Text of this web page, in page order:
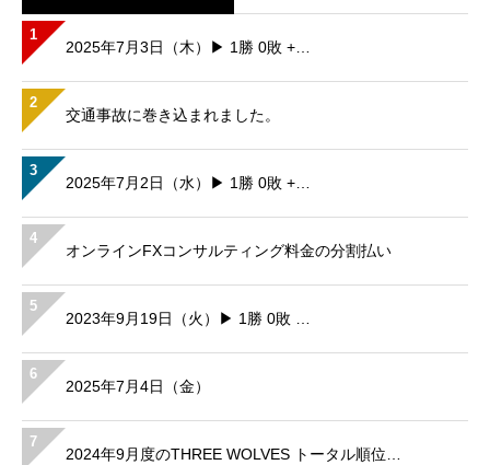
1
2025年7月3日（木）▶ 1勝 0敗 +…
2
交通事故に巻き込まれました。
3
2025年7月2日（水）▶ 1勝 0敗 +…
4
オンラインFXコンサルティング料金の分割払い
5
2023年9月19日（火）▶ 1勝 0敗 …
6
2025年7月4日（金）
7
2024年9月度のTHREE WOLVES トータル順位…